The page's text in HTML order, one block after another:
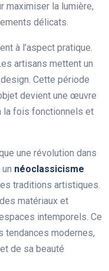
maximiser la lumière,
délicats.
à l’aspect pratique.
artisans mettent un
Cette période
devient une œuvre
la fois fonctionnels et
une révolution dans
néoclassicisme
traditions artistiques.
matériaux et
intemporels. Ce
tendances modernes,
de sa beauté